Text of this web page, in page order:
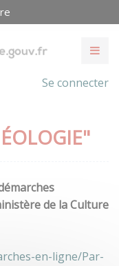
Se connecter
de la Culture
en-ligne/Par-